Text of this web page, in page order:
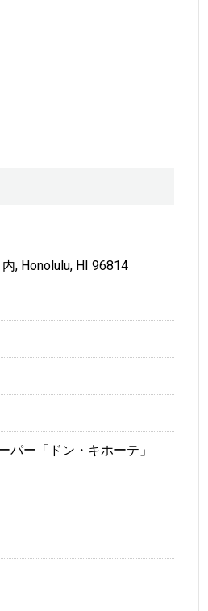
, Honolulu, HI 96814
パー「ドン・キホーテ」